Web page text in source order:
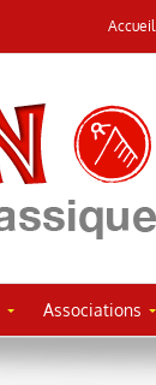
Accueil
Associations